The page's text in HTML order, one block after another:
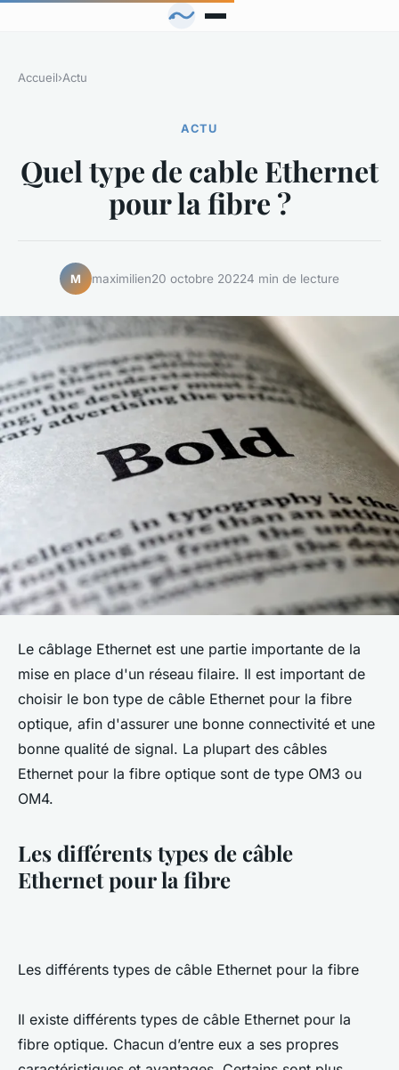
Accueil›Actu
ACTU
Quel type de cable Ethernet
pour la fibre ?
M maximilien20 octobre 20224 min de lecture
Le câblage Ethernet est une partie importante de la
mise en place d'un réseau filaire. Il est important de
choisir le bon type de câble Ethernet pour la fibre
optique, afin d'assurer une bonne connectivité et une
bonne qualité de signal. La plupart des câbles
Ethernet pour la fibre optique sont de type OM3 ou
OM4.
Les différents types de câble
Ethernet pour la fibre
Les différents types de câble Ethernet pour la fibre
Il existe différents types de câble Ethernet pour la
fibre optique. Chacun d’entre eux a ses propres